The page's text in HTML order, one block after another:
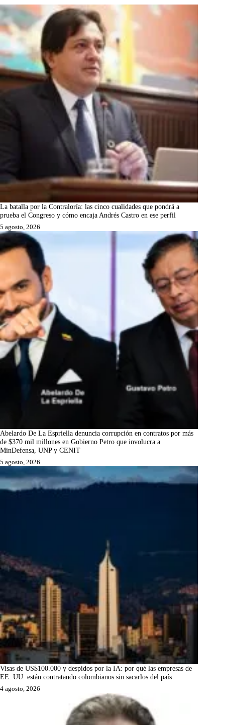
La batalla por la Contraloría: las cinco cualidades que pondrá a
prueba el Congreso y cómo encaja Andrés Castro en ese perfil
5 agosto, 2026
Abelardo De La Espriella denuncia corrupción en contratos por más
de $370 mil millones en Gobierno Petro que involucra a
MinDefensa, UNP y CENIT
5 agosto, 2026
Visas de US$100.000 y despidos por la IA: por qué las empresas de
EE. UU. están contratando colombianos sin sacarlos del país
4 agosto, 2026